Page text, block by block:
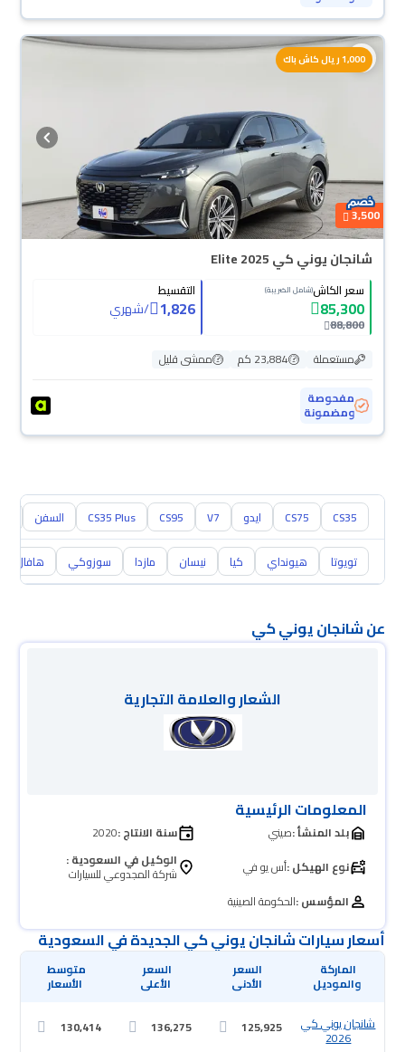
1,000 ريال كاش باك
محجوزة
3,500
شانجان يوني كي Elite 2025
سعر الكاش(شامل الضريبة)
85,300
88,800
التقسيط
1,826
/شهري
مستعملة 23,884 كم
ممشى قليل
مفحوصة
ومضمونة
CS35
CS75 ايدو V7
CS95
CS35 Plus السفن
تويوتا هيونداي كيا نيسان مازدا سوزوكي هافال
عن شانجان يوني كي
الشعار والعلامة التجارية
المعلومات الرئيسية
بلد المنشأ :صيني سنة الانتاج :2020
نوع الهيكل :أس يو في الوكيل في السعودية :
شركة المجدوعي للسيارات
المؤسس :الحكومة الصينية
أسعار سيارات شانجان يوني كي الجديدة في السعودية
السعر متوسط
شانجان يوني كي
2026
125,925
136,275
130,414